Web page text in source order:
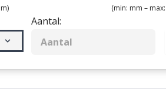
(min: mm – max:
Aantal: